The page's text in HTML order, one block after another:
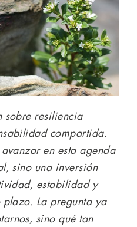
sobre resiliencia
compartida.
en esta agenda
sino una inversión
estabilidad y
La pregunta ya
sino qué tan